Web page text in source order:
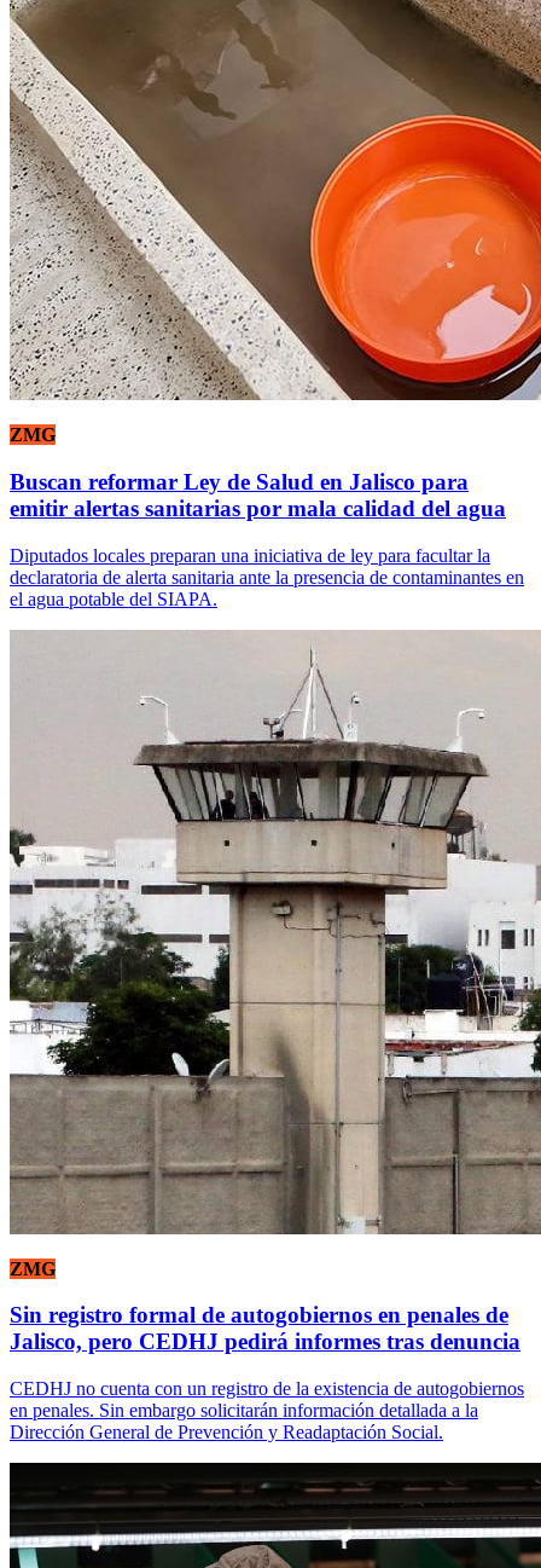
ZMG
Buscan reformar Ley de Salud en Jalisco para
emitir alertas sanitarias por mala calidad del agua
Diputados locales preparan una iniciativa de ley para facultar la
declaratoria de alerta sanitaria ante la presencia de contaminantes en
el agua potable del SIAPA.
ZMG
Sin registro formal de autogobiernos en penales de
Jalisco, pero CEDHJ pedirá informes tras denuncia
CEDHJ no cuenta con un registro de la existencia de autogobiernos
en penales. Sin embargo solicitarán información detallada a la
Dirección General de Prevención y Readaptación Social.